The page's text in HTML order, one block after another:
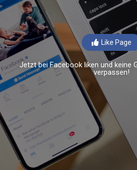
Like Page
Jetzt bei Facebook liken und keine
verpassen!